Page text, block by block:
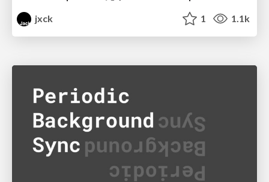
jxck
1 1.1k